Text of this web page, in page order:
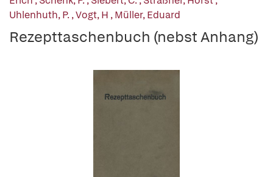
Uhlenhuth, P.,Vogt, H ,Müller, Eduard
Rezepttaschenbuch (nebst Anhang)